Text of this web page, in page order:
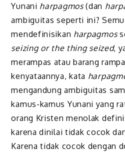
Yunani harpagmos(dan
ambiguitas seperti ini?
mendefinisikan harpagmos
seizing or the thing seized,
merampas atau barang
kenyataannya, kata
mengandung ambiguitas
kamus-kamus Yunani yang
orang Kristen menolak
karena dinilai tidak cocok
Karena tidak cocok dengan